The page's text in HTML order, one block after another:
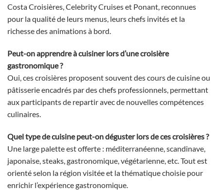
Costa Croisières, Celebrity Cruises et Ponant, reconnues
pour la qualité de leurs menus, leurs chefs invités et la
richesse des animations à bord.
Peut-on apprendre à cuisiner lors d’une croisière
gastronomique ?
Oui, ces croisières proposent souvent des cours de cuisine ou
pâtisserie encadrés par des chefs professionnels, permettant
aux participants de repartir avec de nouvelles compétences
culinaires.
Quel type de cuisine peut-on déguster lors de ces croisières ?
Une large palette est offerte : méditerranéenne, scandinave,
japonaise, steaks, gastronomique, végétarienne, etc. Tout est
orienté selon la région visitée et la thématique choisie pour
enrichir l’expérience gastronomique.